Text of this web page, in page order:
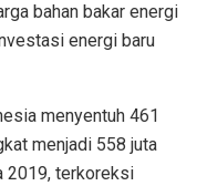
bahan bakar energi
energi baru
menyentuh 461
menjadi 558 juta
2019, terkoreksi